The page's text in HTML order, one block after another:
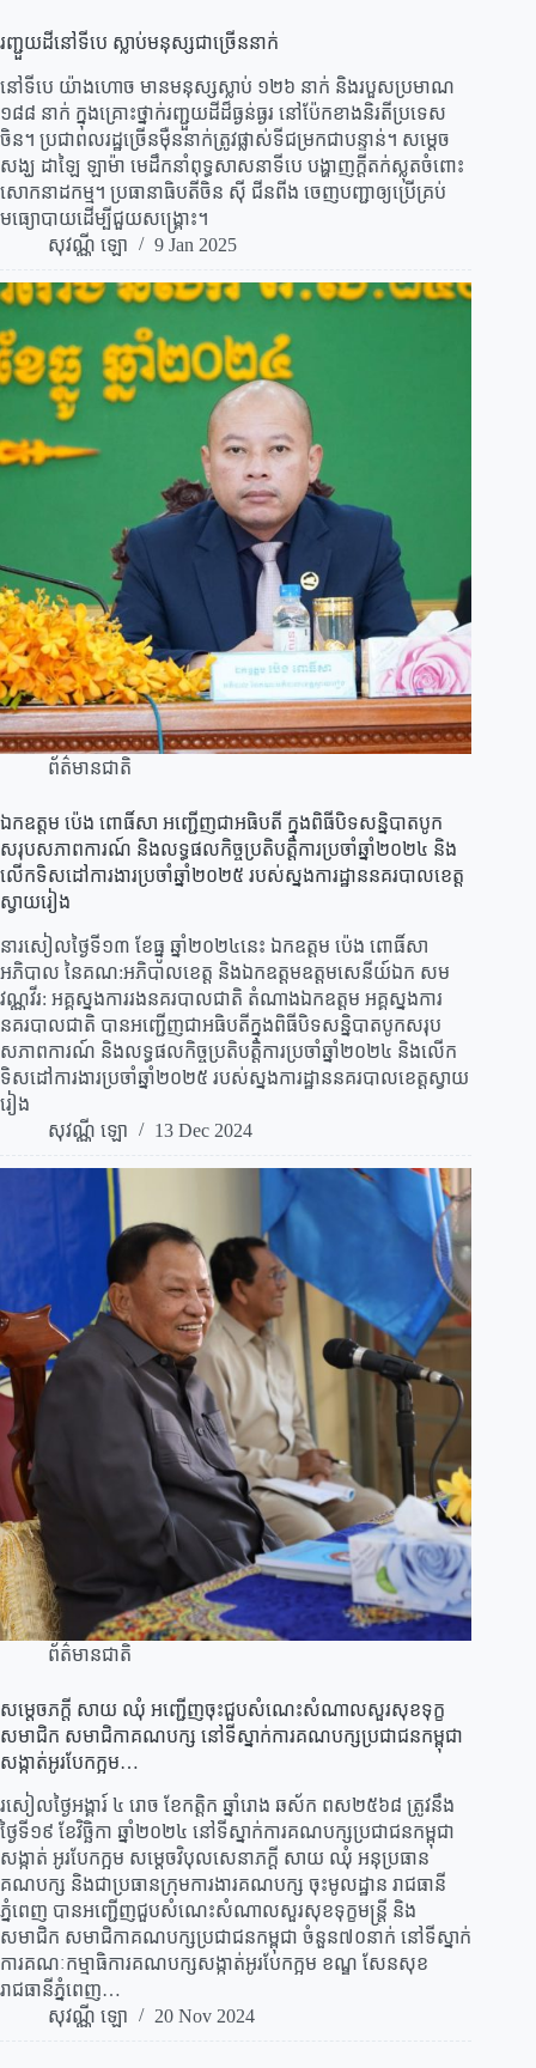
រញ្ជួយ​ដី​នៅ​ទីបេ ស្លាប់​មនុស្ស​ជាច្រើន​​នាក់
នៅទីបេ យ៉ាងហោច មាន​មនុស្ស​ស្លាប់ ១២៦ នាក់ និង​របួស​ប្រមាណ
១៨៨ នាក់​ ក្នុងគ្រោះថ្នាក់​រញ្ជួយដីដ៏​ធ្ងន់ធ្ងរ​ នៅ​ប៉ែក​ខាង​និរតី​ប្រទេស​
ចិន។ ប្រជា​ពលរដ្ឋ​ច្រើន​ម៉ឺននាក់​ត្រូវផ្លាស់ទីជម្រកជាបន្ទាន់។​ ​សម្តេច​​
សង្ឃ ដាឡៃ​ ឡាម៉ា មេដឹកនាំពុទ្ធសាសនាទីបេ ​បង្ហាញ​ក្តីតក់ស្លុត​ចំពោះ​​
សោកនាដកម្ម។ ប្រធានាធិបតី​ចិន ស៊ី​ ជីនពីង ចេញបញ្ជាឲ្យ​ប្រើគ្រប់​
មធ្យោបាយ​ដើម្បី​ជួយ​សង្គ្រោះ​​។
សុវណ្ណី ឡោ
9 Jan 2025
ព័ត៌មានជាតិ
ឯកឧត្តម ប៉េង ពោធិ៍សា អញ្ជើញជាអធិបតី ក្នុងពិធីបិទសន្និបាតបូក
សរុបសភាពការណ៍ និងលទ្ធផលកិច្ចប្រតិបត្តិការប្រចាំឆ្នាំ២០២៤ និង
លើកទិសដៅការងារប្រចាំឆ្នាំ២០២៥ របស់ស្នងការដ្ឋាននគរបាលខេត្ត
ស្វាយរៀង
នារសៀលថ្ងៃទី១៣ ខែធ្នូ ឆ្នាំ២០២៤នេះ ឯកឧត្តម ប៉េង ពោធិ៍សា
អភិបាល នៃគណ:អភិបាលខេត្ត​ និងឯកឧត្តមឧត្តមសេនីយ៍ឯក សម
វណ្ណវីរ: អគ្គស្នងការរងនគរបាលជាតិ តំណាងឯកឧត្តម អគ្គស្នងការ
នគរបាលជាតិ បានអញ្ជេីញជាអធិបតីក្នុងពិធីបិទសន្និបាតបូកសរុប
សភាពការណ៍ និងលទ្ធផលកិច្ចប្រតិបត្តិការប្រចាំឆ្នាំ២០២៤ និងលើក
ទិសដៅការងារប្រចាំឆ្នាំ២០២៥ របស់ស្នងការដ្ឋាននគរបាលខេត្តស្វាយ
រៀង
សុវណ្ណី ឡោ
13 Dec 2024
ព័ត៌មានជាតិ
សម្តេចភក្តី សាយ ឈុំ អញ្ជើញចុះជួបសំណេះសំណាលសួរសុខទុក្ខ
សមាជិក សមាជិកាគណបក្ស នៅទីស្នាក់ការគណបក្សប្រជាជនកម្ពុជា
សង្កាត់អូរបែកក្អម…
រសៀលថ្ងៃអង្គារ៍ ៤ រោច ខែកត្តិក ឆ្នាំរោង ឆស័ក ពស២៥៦៨ ត្រូវនឹង
ថ្ងៃទី១៩ ខែវិច្ឆិកា ឆ្នាំ២០២៤ នៅទីស្នាក់ការគណបក្សប្រជាជនកម្ពុជា
សង្កាត់ អូរបែកក្អម សម្តេចវិបុលសេនាភក្តី សាយ ឈុំ អនុប្រធាន
គណបក្ស និងជាប្រធានក្រុមការងារគណបក្ស ចុះមូលដ្ឋាន រាជធានី
ភ្នំពេញ បានអញ្ជើញជួបសំណេះសំណាលសួរសុខទុក្ខមន្ត្រី និង
សមាជិក សមាជិកាគណបក្សប្រជាជនកម្ពុជា ចំនួន៧០នាក់ នៅទីស្នាក់
ការគណៈកម្មាធិការគណបក្សសង្កាត់អូរបែកក្អម ខណ្ឌ សែនសុខ
រាជធានីភ្នំពេញ…
សុវណ្ណី ឡោ
20 Nov 2024